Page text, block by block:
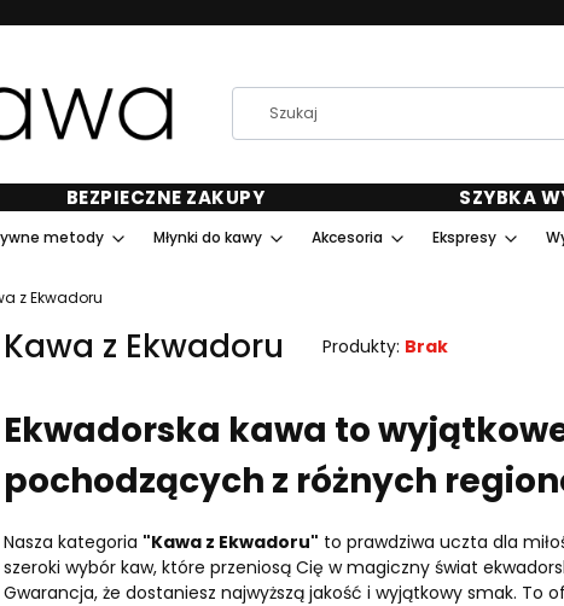
BEZPIECZNE ZAKUPY SZYBKA
metody Młynki do kawy Akcesoria Ekspresy
z Ekwadoru
Kawa z Ekwadoru Produkty: Brak
Ekwadorska kawa to
pochodzących z różnych
Nasza kategoria "Kawa z Ekwadoru" to prawdziwa uczta dla
szeroki wybór kaw, które przeniosą Cię w magiczny świat
Gwarancja, że dostaniesz najwyższą jakość i wyjątkowy smak. To